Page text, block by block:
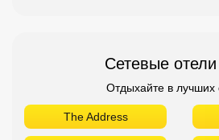
Сетевые
Отдыхайте в лучших
The Address